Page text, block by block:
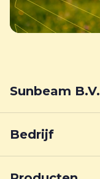
Sunbeam B.V.
Bedrijf